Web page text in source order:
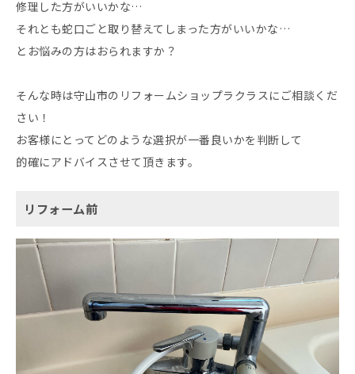
修理した方がいいかな…
それとも蛇口ごと取り替えてしまった方がいいかな…
とお悩みの方はおられますか？
そんな時は守山市のリフォームショップラクラスにご相談くだ
さい！
お客様にとってどのような選択が一番良いかを判断して
的確にアドバイスさせて頂きます。
リフォーム前